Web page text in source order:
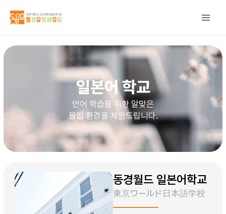
건너뛰기
일본어 학교
언어 학습을 위한 알맞은
몰입 환경을 제안드립니다.
동경월드 일본어학교
東京ワールド日本語学校